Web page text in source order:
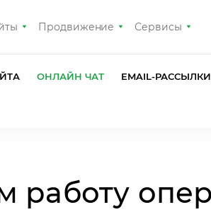
Продвижение Сервисы
ОНЛАЙН ЧАТ EMAIL-РАССЫЛКИ
работу